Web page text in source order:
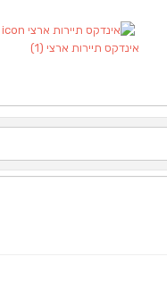
אינדקס תיירות ארצי (1)